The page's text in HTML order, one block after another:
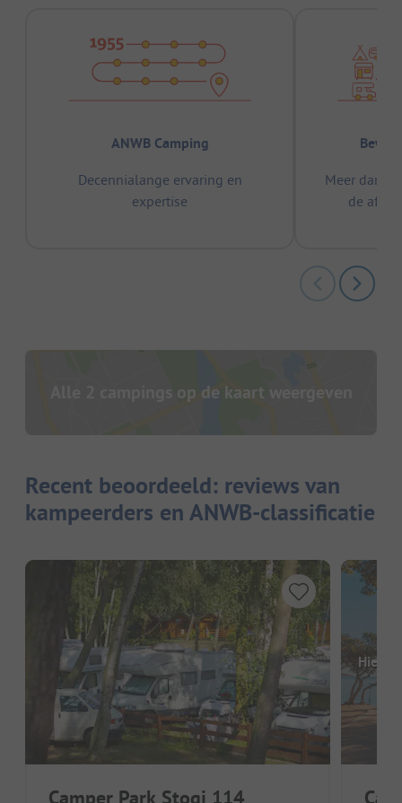
ANWB Camping
Decennialange ervaring en
expertise
Meer dan
de
Alle 2 campings op de kaart weergeven
Recent beoordeeld: reviews van
kampeerders en ANWB-classificatie
Camper Park Stogi 114
Hier